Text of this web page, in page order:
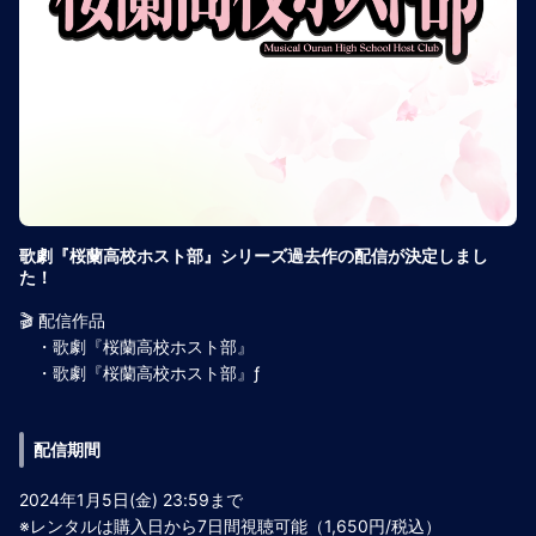
歌劇『桜蘭高校ホスト部』シリーズ過去作の配信が決定しまし
た！
🎬 配信作品
・歌劇『桜蘭高校ホスト部』
・歌劇『桜蘭高校ホスト部』ƒ
配信期間
2024年1月5日(金) 23:59まで
※レンタルは購入日から7日間視聴可能（1,650円/税込）